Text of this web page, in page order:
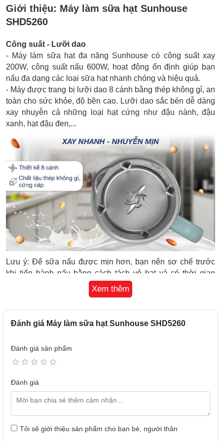
Giới thiệu: Máy làm sữa hạt Sunhouse
SHD5260
Công suất - Lưỡi dao
- Máy làm sữa hạt đa năng Sunhouse có công suất xay
200W, công suất nấu 600W, hoạt động ổn định giúp bạn
nấu đa dạng các loại sữa hạt nhanh chóng và hiệu quả.
- Máy được trang bị lưỡi dao 8 cánh bằng thép không gỉ, an
toàn cho sức khỏe, độ bền cao. Lưỡi dao sắc bén dễ dàng
xay nhuyễn cả những loại hạt cứng như đậu nành, đậu
xanh, hạt đậu đen,...
Lưu ý: Để sữa nấu được mịn hơn, bạn nên sơ chế trước
khi tiến hành nấu bằng cách tách vỏ hạt và có thời gian
Bảng điều khiển - Chương trình cài đặt sẵn
cảm ứng nhanh nhạy, các chức năng bố trí hợp lý kèm màn
hình hiển thị rõ nét, trực quan giúp bạn dễ dàng thao tác và
- 7 menu cài đặt sẵn ở máy bao gồm: sữa hạt, cháo hạt,
sữa ngô, cháo dinh dưỡng, sinh tố, sữa lắc, đun nước phù
Hình ảnh chỉ mang tính chất minh họa
Xem thêm
Đánh giá Máy làm sữa hạt Sunhouse SHD5260
Đánh giá sản phẩm
Đánh giá
Tôi sẽ giới thiệu sản phẩm cho bạn bè, người thân